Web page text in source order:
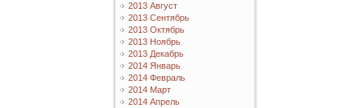
2013 Август
2013 Сентябрь
2013 Октябрь
2013 Ноябрь
2013 Декабрь
2014 Январь
2014 Февраль
2014 Март
2014 Апрель